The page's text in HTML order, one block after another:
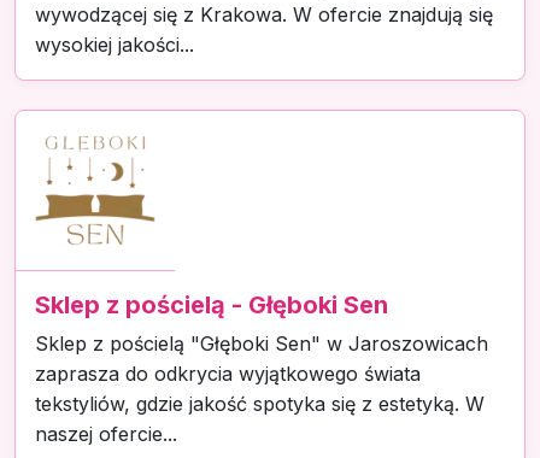
wywodzącej się z Krakowa. W ofercie znajdują się
wysokiej jakości...
Sklep z pościelą - Głęboki Sen
Sklep z pościelą "Głęboki Sen" w Jaroszowicach
zaprasza do odkrycia wyjątkowego świata
tekstyliów, gdzie jakość spotyka się z estetyką. W
naszej ofercie...